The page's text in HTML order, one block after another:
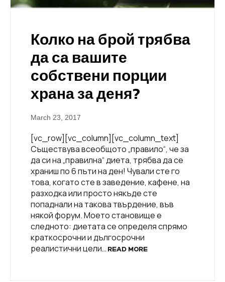
Колко на брой трябва
да са вашите
собствени порции
храна за деня?
March 23, 2017
[vc_row][vc_column][vc_column_text]
Съществува всеобщото „правило“, че за
да си на „правилна“ диета, трябва да се
храниш по 6 пъти на ден! Чували сте го
това, когато сте в заведение, кафене, на
разходка или просто някъде сте
попаднали на такова твърдение, във
някой форум. Моето становище е
следното: диетата се определя спрямо
краткосрочни и дългосрочни
реалистични цели… READ MORE